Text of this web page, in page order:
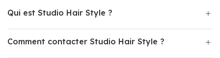
Qui est Studio Hair Style ?
Comment contacter Studio Hair Style ?